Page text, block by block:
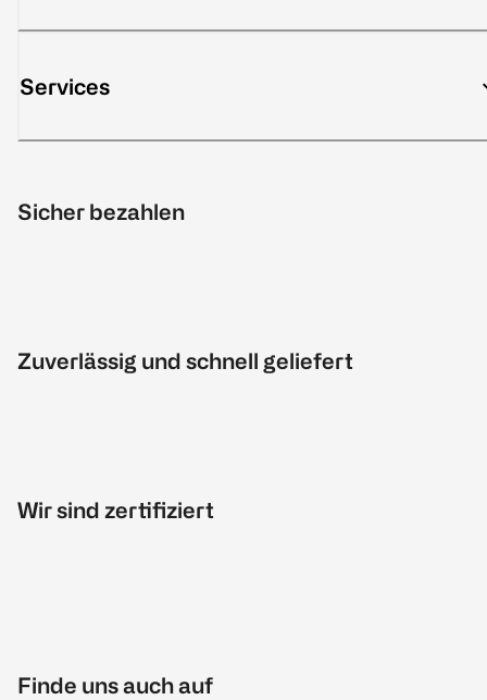
Services
Sicher bezahlen
Zuverlässig und schnell geliefert
Wir sind zertifiziert
Finde uns auch auf